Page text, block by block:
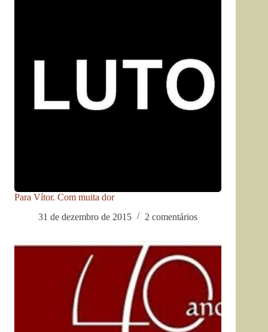
Para Vítor. Com muita dor
31 de dezembro de 2015
2 comentários